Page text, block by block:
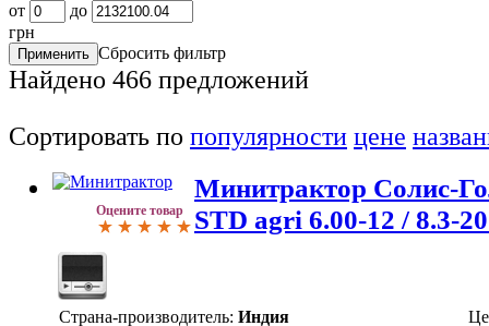
от
до
грн
Сбросить фильтр
Найдено 466 предложений
Сортировать по популярности цене
Оцените товар
Минитрактор Солис-
STD agri 6.00-12 / 8.3-
Страна-производитель: Индия